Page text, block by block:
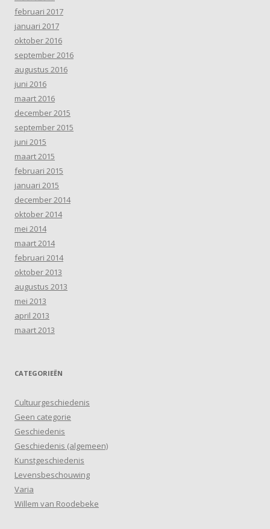
februari 2017
januari 2017
oktober 2016
september 2016
augustus 2016
juni 2016
maart 2016
december 2015
september 2015
juni 2015
maart 2015
februari 2015
januari 2015
december 2014
oktober 2014
mei 2014
maart 2014
februari 2014
oktober 2013
augustus 2013
mei 2013
april 2013
maart 2013
CATEGORIEËN
Cultuurgeschiedenis
Geen categorie
Geschiedenis
Geschiedenis (algemeen)
Kunstgeschiedenis
Levensbeschouwing
Varia
Willem van Roodebeke